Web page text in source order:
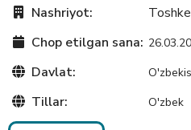
Nashriyot:
Chop etilgan sana:
Davlat:
Tillar: O'zbek